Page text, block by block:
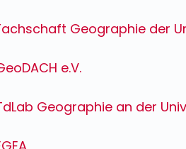
Geographie der
e.V.
Geographie an der